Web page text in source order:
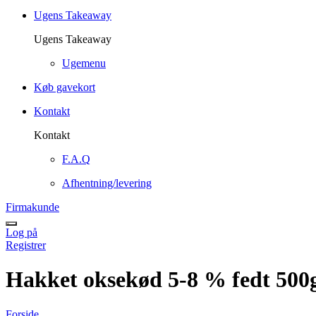
Ugens Takeaway
Ugens Takeaway
Ugemenu
Køb gavekort
Kontakt
Kontakt
F.A.Q
Afhentning/levering
Firmakunde
Log på
Registrer
Hakket oksekød 5-8 % fedt